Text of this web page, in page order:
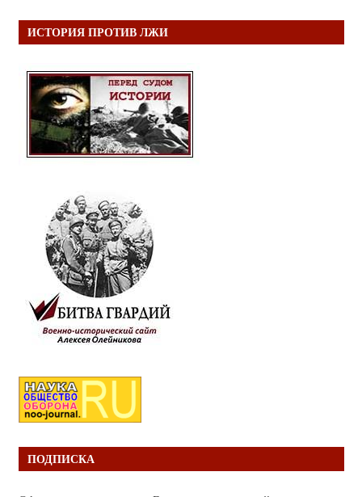
ИСТОРИЯ ПРОТИВ ЛЖИ
ПОДПИСКА